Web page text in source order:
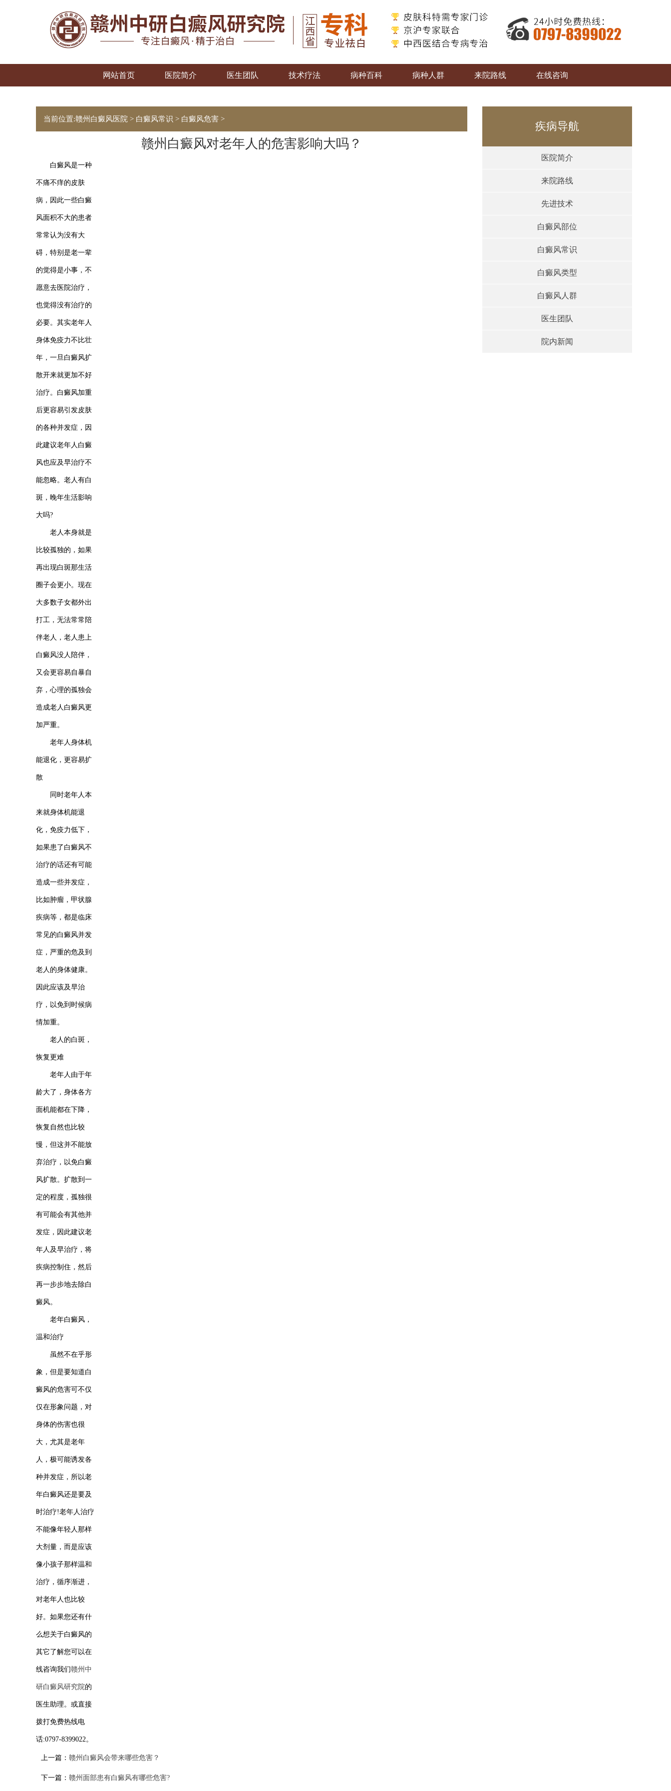
网站首页 医院简介 医生团队 技术疗法 病种百科 病种人群 来院路线 在线咨询
当前位置:赣州白癜风医院 > 白癜风常识 > 白癜风危害 >
赣州白癜风对老年人的危害影响大吗？
白癜风是一种
不痛不痒的皮肤
病，因此一些白癜
风面积不大的患者
常常认为没有大
碍，特别是老一辈
的觉得是小事，不
愿意去医院治疗，
也觉得没有治疗的
必要。其实老年人
身体免疫力不比壮
年，一旦白癜风扩
散开来就更加不好
治疗。白癜风加重
后更容易引发皮肤
的各种并发症，因
此建议老年人白癜
风也应及早治疗不
能忽略。老人有白
斑，晚年生活影响
大吗?
老人本身就是
比较孤独的，如果
再出现白斑那生活
圈子会更小。现在
大多数子女都外出
打工，无法常常陪
伴老人，老人患上
白癜风没人陪伴，
又会更容易自暴自
弃，心理的孤独会
造成老人白癜风更
加严重。
老年人身体机
能退化，更容易扩
散
同时老年人本
来就身体机能退
化，免疫力低下，
如果患了白癜风不
治疗的话还有可能
造成一些并发症，
比如肿瘤，甲状腺
疾病等，都是临床
常见的白癜风并发
症，严重的危及到
老人的身体健康。
因此应该及早治
疗，以免到时候病
情加重。
老人的白斑，
恢复更难
老年人由于年
龄大了，身体各方
面机能都在下降，
恢复自然也比较
慢，但这并不能放
弃治疗，以免白癜
风扩散。扩散到一
定的程度，孤独很
有可能会有其他并
发症，因此建议老
年人及早治疗，将
疾病控制住，然后
再一步步地去除白
癜风。
老年白癜风，
温和治疗
虽然不在乎形
象，但是要知道白
癜风的危害可不仅
仅在形象问题，对
身体的伤害也很
大，尤其是老年
人，极可能诱发各
种并发症，所以老
年白癜风还是要及
时治疗!老年人治疗
不能像年轻人那样
大剂量，而是应该
像小孩子那样温和
治疗，循序渐进，
对老年人也比较
好。如果您还有什
么想关于白癜风的
其它了解您可以在
线咨询我们赣州中
研白癜风研究院的
医生助理。或直接
拨打免费热线电
话:0797-8399022。
上一篇： 赣州白癜风会带来哪些危害？
下一篇： 赣州面部患有白癜风有哪些危害?
疾病导航
医院简介
来院路线
先进技术
白癜风部位
白癜风常识
白癜风类型
白癜风人群
医生团队
院内新闻